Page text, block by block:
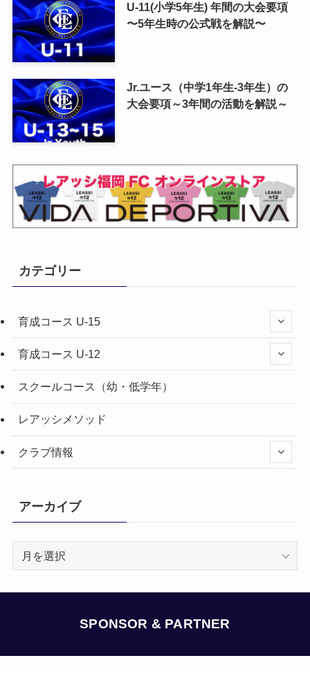
U-11(小学5年生) 年間の大会要項
〜5年生時の公式戦を解説〜
Jr.ユース（中学1年生-3年生）の
大会要項～3年間の活動を解説～
カテゴリー
育成コース U-15
育成コース U-12
スクールコース（幼・低学年）
レアッシメソッド
クラブ情報
アーカイブ
SPONSOR & PARTNER